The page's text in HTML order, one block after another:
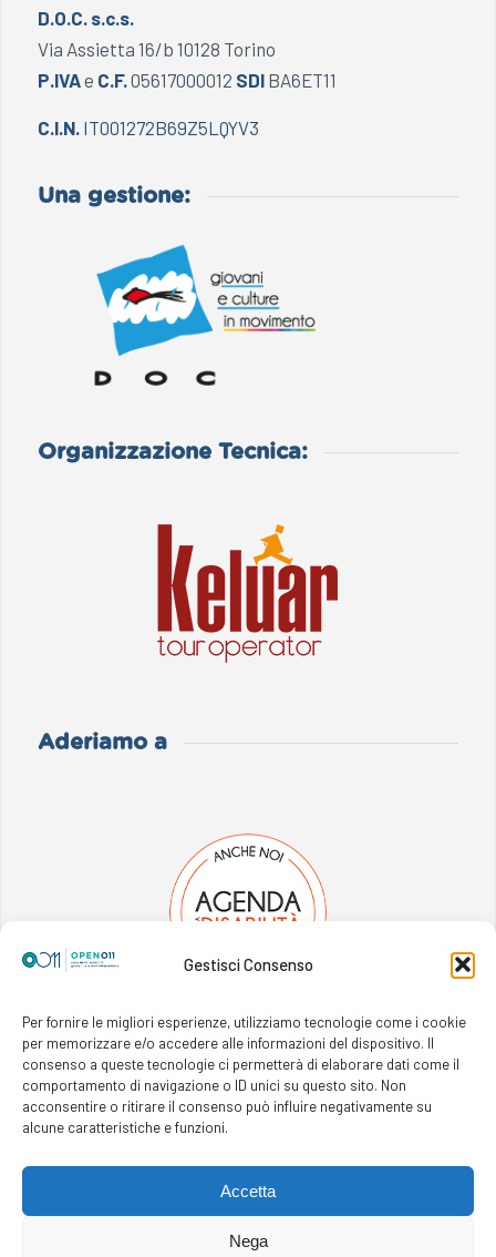
Gestisci Consenso
Per fornire le migliori esperienze, utilizziamo tecnologie come i cookie
per memorizzare e/o accedere alle informazioni del dispositivo. Il
consenso a queste tecnologie ci permetterà di elaborare dati come il
comportamento di navigazione o ID unici su questo sito. Non
acconsentire o ritirare il consenso può influire negativamente su
alcune caratteristiche e funzioni.
Accetta
Nega
D.O.C. s.c.s.
Via Assietta 16/b 10128 Torino
P.IVAe C.F.05617000012 SDI BA6ET11
C.I.N. IT001272B69Z5LQYV3
Una gestione:
Organizzazione Tecnica:
Aderiamo a